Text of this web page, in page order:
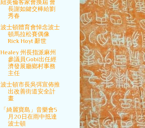
紐英倫客家會換屆 會
長謝如鍵交棒給劉
秀春
波士頓體育會悼念波士
頓馬拉松賽偶像
Rick Hoyt 辭世
Healey 州長指派麻州
參議員Gobi出任經
濟發展廳鄉村事務
主任
波士頓市長吳弭宣佈推
出改善街道安全計
畫
「綺麗寶島」音樂會5
月20日在雨中抵達
波士頓